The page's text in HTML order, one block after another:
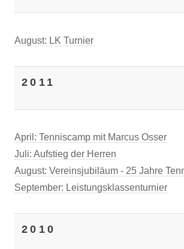
August: LK Turnier
2011
April: Tenniscamp mit Marcus Osser
Juli: Aufstieg der Herren
August: Vereinsjubiläum - 25 Jahre
September: Leistungsklassenturnier
2010